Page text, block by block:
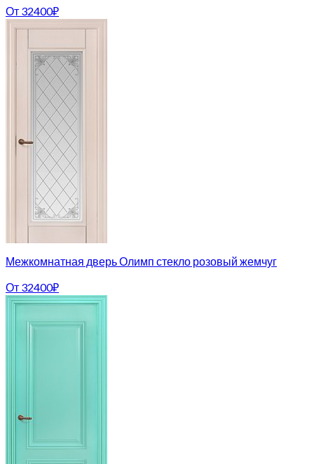
От 32400₽
Межкомнатная дверь Олимп стекло розовый жемчуг
От 32400₽